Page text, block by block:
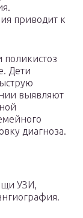
приводит к
поликистоз
Дети
выявляют
диагноза.
УЗИ,